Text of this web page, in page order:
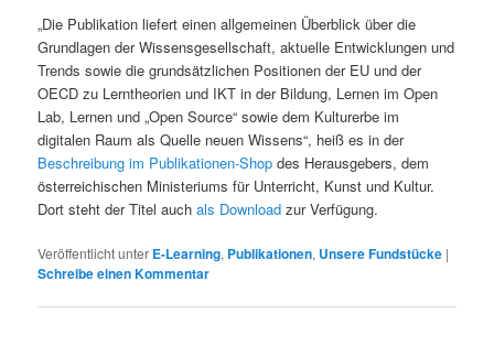
„Die Publikation liefert einen allgemeinen Überblick über die
Grundlagen der Wissensgesellschaft, aktuelle Entwicklungen und
Trends sowie die grundsätzlichen Positionen der EU und der
OECD zu Lerntheorien und IKT in der Bildung, Lernen im Open
Lab, Lernen und „Open Source“ sowie dem Kulturerbe im
digitalen Raum als Quelle neuen Wissens“, heiß es in der
Beschreibung im Publikationen-Shop des Herausgebers, dem
österreichischen Ministeriums für Unterricht, Kunst und Kultur.
Dort steht der Titel auch als Download zur Verfügung.
Veröffentlicht unter E-Learning, Publikationen, Unsere Fundstücke |
Schreibe einen Kommentar